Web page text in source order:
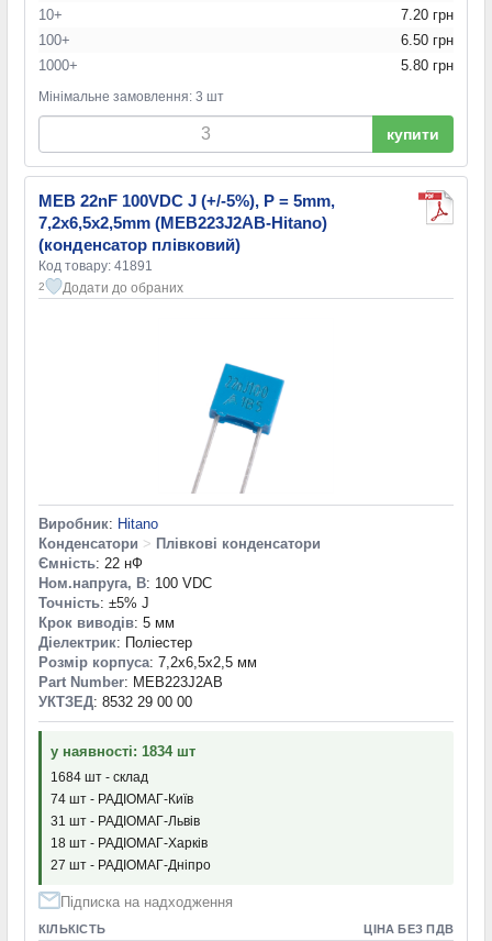
10+
7.20 грн
100+
6.50 грн
1000+
5.80 грн
Мінімальне замовлення: 3 шт
купити
MEB 22nF 100VDC J (+/-5%), P = 5mm,
7,2x6,5x2,5mm (MEB223J2AB-Hitano)
(конденсатор плівковий)
Код товару: 41891
2 Додати до обраних
Виробник: Hitano
Конденсатори > Плівкові конденсатори
Ємність: 22 нФ
Ном.напруга, В: 100 VDC
Точність: ±5% J
Крок виводів: 5 мм
Діелектрик: Поліестер
Розмір корпуса: 7,2x6,5x2,5 мм
Part Number: MEB223J2AB
УКТЗЕД: 8532 29 00 00
у наявності: 1834 шт
1684 шт - склад
74 шт - РАДІОМАГ-Київ
31 шт - РАДІОМАГ-Львів
18 шт - РАДІОМАГ-Харків
27 шт - РАДІОМАГ-Дніпро
Підписка на надходження
КІЛЬКІСТЬ ЦІНА БЕЗ ПДВ